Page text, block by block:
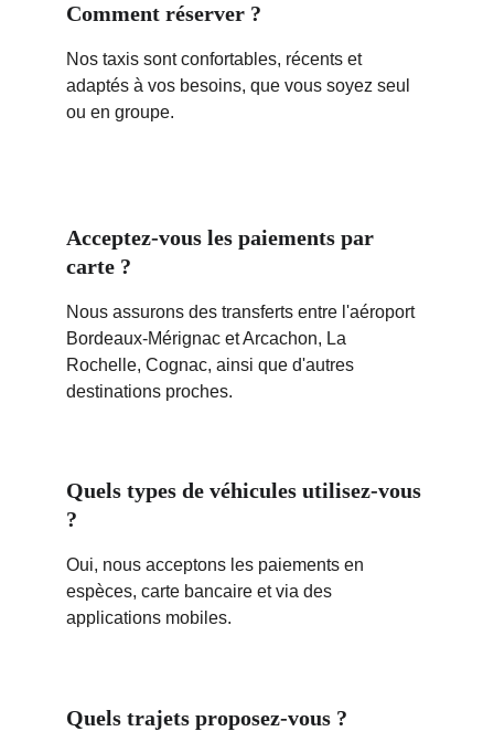
Comment réserver ?
Quels trajets proposez-vous ?
Quels types de véhicules utilisez-vous
?
Acceptez-vous les paiements par
carte ?
Nous assurons des transferts entre l'aéroport
Bordeaux-Mérignac et Arcachon, La
Rochelle, Cognac, ainsi que d'autres
destinations proches.
Nos taxis sont confortables, récents et
adaptés à vos besoins, que vous soyez seul
ou en groupe.
Oui, nous acceptons les paiements en
espèces, carte bancaire et via des
applications mobiles.